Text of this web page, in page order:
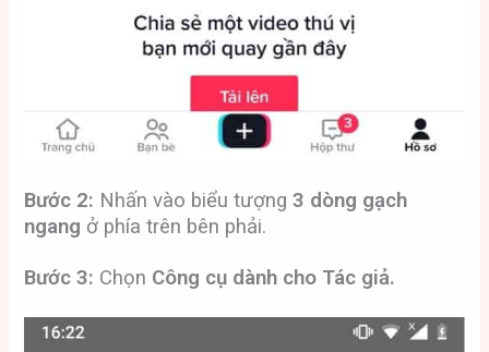
Bước 2: Nhấn vào biểu tượng3 dòng gạch
ngang ở phía trên bên phải.
Bước 3: Chọn Công cụ dành cho Tác giả.